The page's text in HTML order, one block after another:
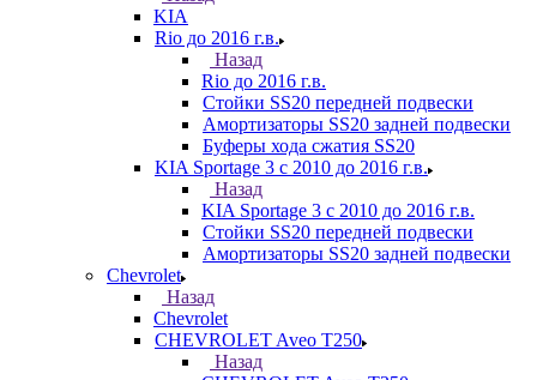
KIA
Rio до 2016 г.в.
Назад
Rio до 2016 г.в.
Стойки SS20 передней подвески
Амортизаторы SS20 задней подвески
Буферы хода сжатия SS20
KIA Sportage 3 с 2010 до 2016 г.в.
Назад
KIA Sportage 3 с 2010 до 2016 г.в.
Стойки SS20 передней подвески
Амортизаторы SS20 задней подвески
Chevrolet
Назад
Chevrolet
CHEVROLET Aveo T250
Назад